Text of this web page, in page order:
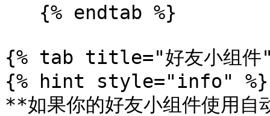
{% tab title="好友小组件
{% hint style="info" %}
**如果你的好友小组件使用